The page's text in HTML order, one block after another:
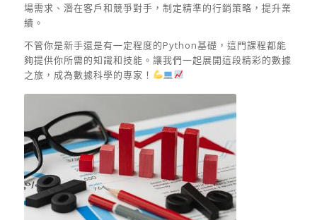
場需求、潛在客戶和競爭對手，制定精準的行銷策略，提升業
績。
不管你是新手還是有一定程度的Python基礎，這門課程都能
夠提供你所需的知識和技能。讓我們一起展開這段精彩的數據
之旅，成為數據科學的專家！